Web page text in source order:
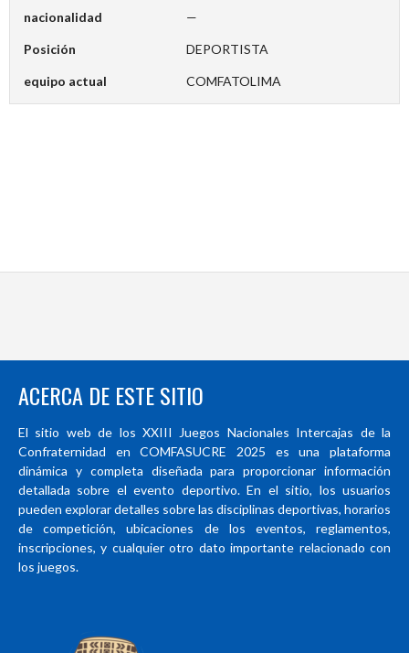
nacionalidad —
Posición DEPORTISTA
equipo actual COMFATOLIMA
ACERCA DE ESTE SITIO
El sitio web de los XXIII Juegos Nacionales Intercajas de la
Confraternidad en COMFASUCRE 2025 es una plataforma
dinámica y completa diseñada para proporcionar información
detallada sobre el evento deportivo. En el sitio, los usuarios
pueden explorar detalles sobre las disciplinas deportivas, horarios
de competición, ubicaciones de los eventos, reglamentos,
inscripciones, y cualquier otro dato importante relacionado con
los juegos.